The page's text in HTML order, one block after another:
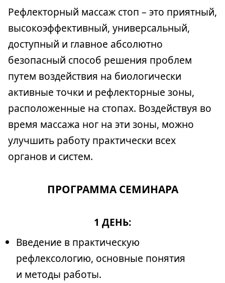
Рефлекторный массаж стоп – это приятный,
высокоэффективный, универсальный,
доступный и главное абсолютно
безопасный способ решения проблем
путем воздействия на биологически
активные точки и рефлекторные зоны,
расположенные на стопах. Воздействуя во
время массажа ног на эти зоны, можно
улучшить работу практически всех
органов и систем.
ПРОГРАММА СЕМИНАРА
1 ДЕНЬ:
Введение в практическую
рефлексологию, основные понятия
и методы работы.